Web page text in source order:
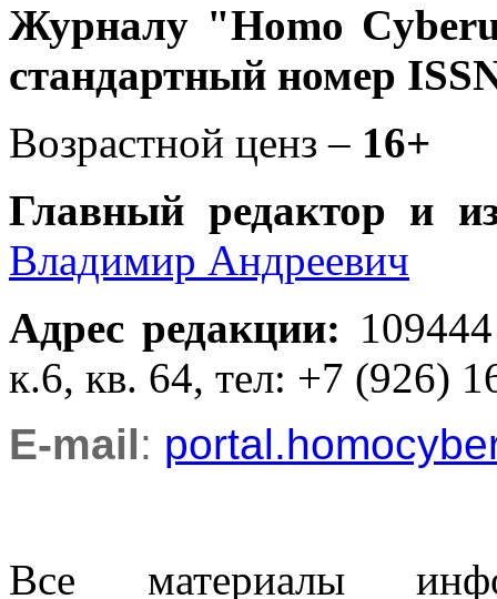
Журналу "Homo
стандартный номер
Возрастной ценз – 16+
Главный редактор и
Владимир Андреевич
Адрес редакции:
к.6, кв. 64, тел: +7 (926)
E-mail:
Все материалы